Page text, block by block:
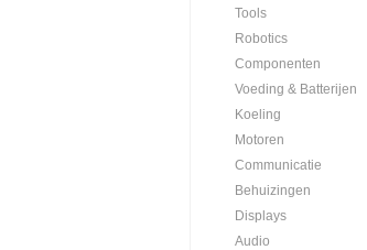
Tools
Robotics
Componenten
Voeding & Batterijen
Koeling
Motoren
Communicatie
Behuizingen
Displays
Audio